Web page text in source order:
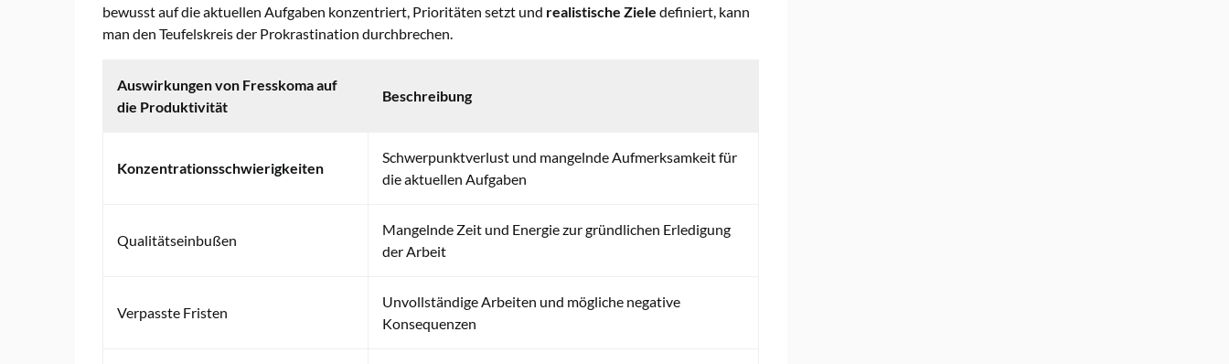
bewusst auf die aktuellen Aufgaben konzentriert, Prioritäten setzt und realistische Ziele definiert, kann
man den Teufelskreis der Prokrastination durchbrechen.
Auswirkungen von Fresskoma auf
die Produktivität
Beschreibung
Konzentrationsschwierigkeiten
Schwerpunktverlust und mangelnde Aufmerksamkeit für
die aktuellen Aufgaben
Qualitätseinbußen
Mangelnde Zeit und Energie zur gründlichen Erledigung
der Arbeit
Verpasste Fristen
Unvollständige Arbeiten und mögliche negative
Konsequenzen